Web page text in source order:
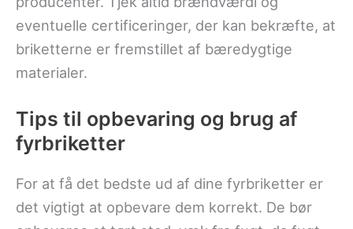
eventuelle certificeringer, der kan bekræfte, at
briketterne er fremstillet af bæredygtige
materialer.
Tips til opbevaring og brug af
fyrbriketter
For at få det bedste ud af dine fyrbriketter er
det vigtigt at opbevare dem korrekt. De bør